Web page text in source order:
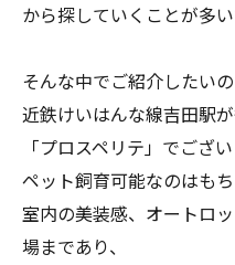
から探していくことが多い
そんな中でご紹介したいの
近鉄けいはんな線吉田駅
「プロスペリテ」でござい
ペット飼育可能なのはもち
室内の美装感、オートロ
場まであり、